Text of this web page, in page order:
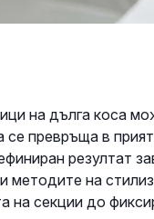
на дълга коса
се превръща в
резултат
методите на
на секции до